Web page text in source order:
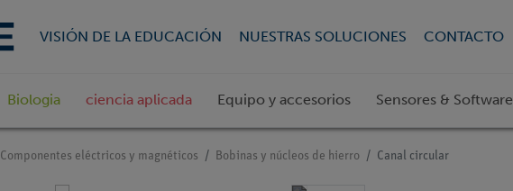
VISIÓN DE LA EDUCACIÓN NUESTRAS SOLUCIONES CONTACTO
Biologia ciencia aplicada Equipo y accesorios Sensores & Software
Componentes eléctricos y magnéticos Bobinas y núcleos de hierro Canal circular